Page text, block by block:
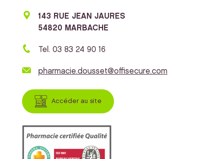
143 RUE JEAN JAURES
54820 MARBACHE
Tel. 03 83 24 90 16
pharmacie.dousset@offisecure.com
Accéder au site